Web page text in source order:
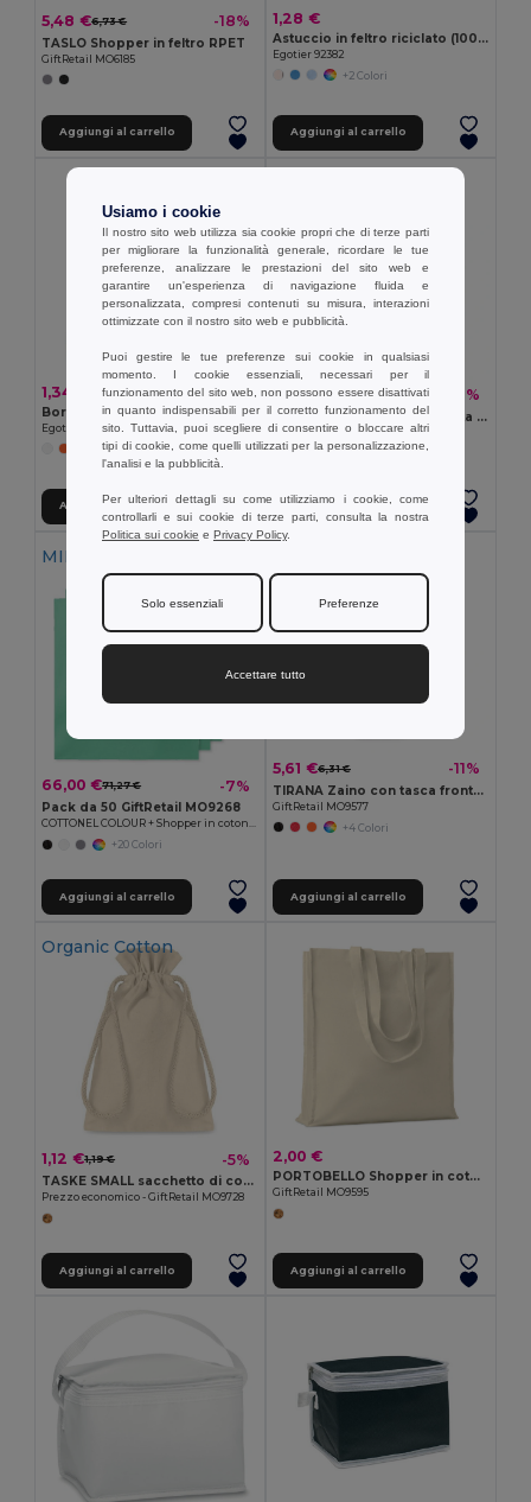
5,48 €6,73 € -18%
TASLO Shopper in feltro RPET
GiftRetail MO6185
Aggiungi al carrello
1,28 €
Astuccio in feltro riciclato (100% rPET)
Egotier 92382
+2 Colori
Aggiungi al carrello
1,34 €
Borsa termica 3 L in TNT (80 g/m²)
Egotier 98409
Aggiungi al carrello
0,80 €0,82 € -2%
APO BAG Borsa termosaldata in TNT
GiftRetail MO8959
Aggiungi al carrello
MIN QTY: 50
66,00 €71,27 € -7%
Pack da 50 GiftRetail MO9268
COTTONEL COLOUR + Shopper in cotone 140gr
+20 Colori
Aggiungi al carrello
5,61 €6,31 € -11%
TIRANA Zaino con tasca frontale
GiftRetail MO9577
+4 Colori
Aggiungi al carrello
Organic Cotton
1,12 €1,19 € -5%
TASKE SMALL sacchetto di cotone
Prezzo economico - GiftRetail MO9728
Aggiungi al carrello
2,00 €
PORTOBELLO Shopper in cotone c/soffietto
GiftRetail MO9595
Aggiungi al carrello
Usiamo i cookie
Il nostro sito web utilizza sia cookie propri che di terze parti
per migliorare la funzionalità generale, ricordare le tue
preferenze, analizzare le prestazioni del sito web e
garantire un'esperienza di navigazione fluida e
personalizzata, compresi contenuti su misura, interazioni
ottimizzate con il nostro sito web e pubblicità.
Puoi gestire le tue preferenze sui cookie in qualsiasi
momento. I cookie essenziali, necessari per il
funzionamento del sito web, non possono essere disattivati
in quanto indispensabili per il corretto funzionamento del
sito. Tuttavia, puoi scegliere di consentire o bloccare altri
tipi di cookie, come quelli utilizzati per la personalizzazione,
l'analisi e la pubblicità.
Per ulteriori dettagli su come utilizziamo i cookie, come
controllarli e sui cookie di terze parti, consulta la nostra
Politica sui cookie e Privacy Policy.
Solo essenziali Preferenze
Accettare tutto